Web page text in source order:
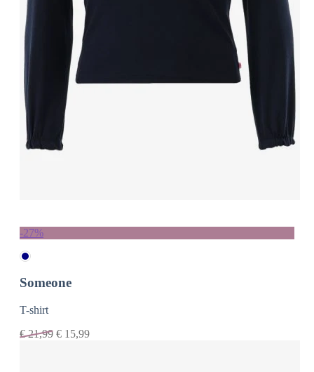
-27%
Someone
T-shirt
€21,99 € 15,99